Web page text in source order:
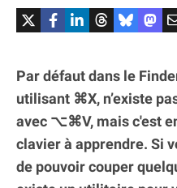
Par défaut dans le
utilisant ⌘X, n’existe
avec ⌥⌘V, mais c'est
clavier à apprendre. Si
de pouvoir couper